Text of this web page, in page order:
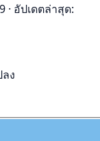
· อัปเดตล่าสุด:
ง